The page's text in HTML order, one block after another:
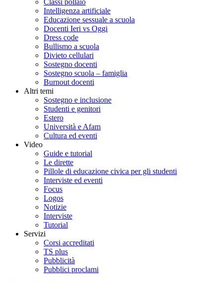
Classi pollaio
Intelligenza artificiale
Educazione sessuale a scuola
Docenti Ieri vs Oggi
Dress code
Bullismo a scuola
Divieto cellulari
Sostegno docenti
Sostegno scuola – famiglia
Burnout docenti
Altri temi
Sostegno e inclusione
Studenti e genitori
Estero
Università e Afam
Cultura ed eventi
Video
Guide e tutorial
Le dirette
Pillole di educazione civica per gli studenti
Interviste ed eventi
Focus
Logos
Notizie
Interviste
Tutorial
Servizi
Corsi accreditati
TS plus
Pubblicità
Pubblici proclami